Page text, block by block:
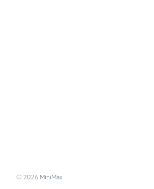
© 2026 MiniMax